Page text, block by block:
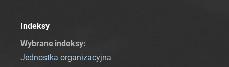
Indeksy
Wybrane indeksy:
Jednostka organizacyjna